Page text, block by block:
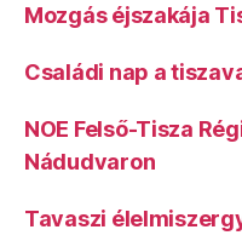
Mozgás éjszakája
Családi nap a
NOE Felső-Tisza
Nádudvaron
Tavaszi